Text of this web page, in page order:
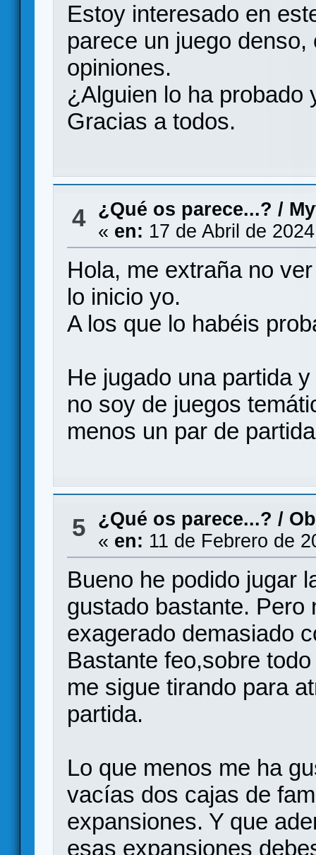
Estoy interesado en
parece un juego
opiniones.
¿Alguien lo ha probado
Gracias a todos.
4 ¿Qué os parece...? /
« en: 17 de Abril de
Hola, me extraña no
lo inicio yo.
A los que lo habéis
He jugado una partida
no soy de juegos
menos un par de
5 ¿Qué os parece...? /
« en: 11 de Febrero de
Bueno he podido jugar
gustado bastante. Pero
exagerado demasiado
Bastante feo,sobre
me sigue tirando para
partida.
Lo que menos me ha
vacías dos cajas de
expansiones. Y que
esas expansiones